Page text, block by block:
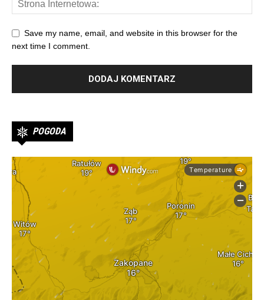
Save my name, email, and website in this browser for the
next time I comment.
POGODA